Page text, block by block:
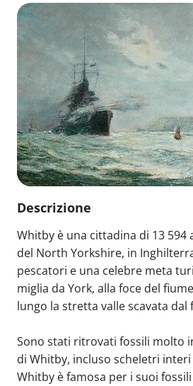
Descrizione
Whitby è una cittadina di 13 594
del North Yorkshire, in
pescatori e una celebre meta
miglia da York, alla foce del
lungo la stretta valle scavata dal
Sono stati ritrovati fossili molto
di Whitby, incluso scheletri
Whitby è famosa per i suoi